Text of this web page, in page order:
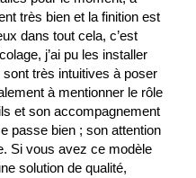
très bien et la finition est
dans tout cela, c’est
j’ai pu les installer
très intuitives à poser
à mentionner le rôle
et son accompagnement
passe bien ; son attention
Si vous avez ce modèle
solution de qualité,